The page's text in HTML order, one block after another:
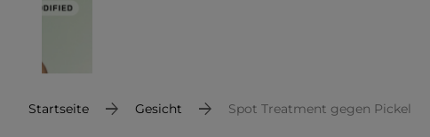
Startseite Gesicht Spot Treatment gegen Pickel